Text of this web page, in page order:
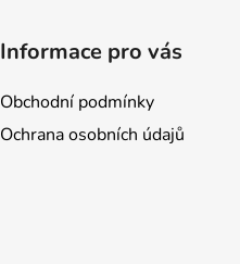
Informace pro vás
Obchodní podmínky
Ochrana osobních údajů